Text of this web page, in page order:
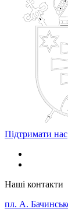
Підтримати нас
Наші контакти
пл. А.